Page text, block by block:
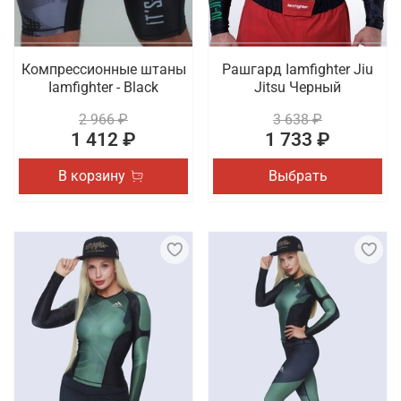
Компрессионные штаны
Iamfighter - Black
2 966 ₽
1 412 ₽
В корзину
Рашгард Iamfighter Jiu
Jitsu Черный
3 638 ₽
1 733 ₽
Выбрать